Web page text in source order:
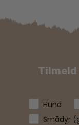
Tilmeld
Hund
Smådyr